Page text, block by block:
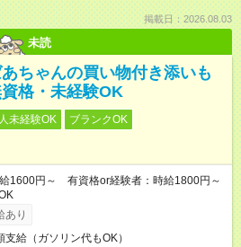
掲載日：2026.08.03
未読
ちゃんの買い物付き添いも
格・未経験OK
未経験OK
ブランクOK
1600円～ 有資格or経験者：時給1800円～
あり
支給（ガソリン代もOK）